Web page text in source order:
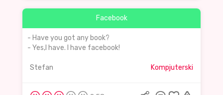
Facebook
- Have you got any book?
- Yes,I have. I have facebook!
Stefan Kompjuterski